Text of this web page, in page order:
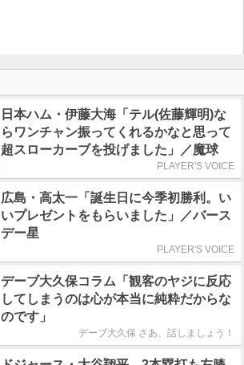
日本ハム・伊藤大海「テル(佐藤輝明)な
らワンチャン振ってくれるかなと思って
超スローカーブを投げました」／魔球
PLAYER'S VOICE
広島・高太一「誕生日に今季初勝利。い
いプレゼントをもらいました」／バース
デー星
PLAYER'S VOICE
デーブ大久保コラム「観客のヤジに反応
してしまうのは心が本当に純粋だからな
のです」
デーブ大久保 さあ、話しましょう！